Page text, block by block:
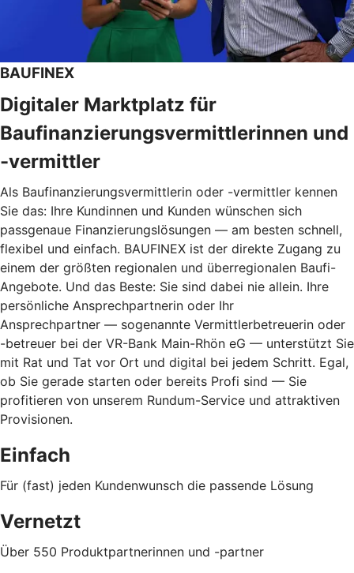
BAUFINEX
Digitaler Marktplatz für
Baufinanzierungsvermittlerinnen und
-vermittler
Als Baufinanzierungsvermittlerin oder -vermittler kennen
Sie das: Ihre Kundinnen und Kunden wünschen sich
passgenaue Finanzierungslösungen — am besten schnell,
flexibel und einfach. BAUFINEX ist der direkte Zugang zu
einem der größten regionalen und überregionalen Baufi-
Angebote. Und das Beste: Sie sind dabei nie allein. Ihre
persönliche Ansprechpartnerin oder Ihr
Ansprechpartner — sogenannte Vermittlerbetreuerin oder
-betreuer bei der VR-Bank Main-Rhön eG — unterstützt Sie
mit Rat und Tat vor Ort und digital bei jedem Schritt. Egal,
ob Sie gerade starten oder bereits Profi sind — Sie
profitieren von unserem Rundum-Service und attraktiven
Provisionen.
Einfach
Für (fast) jeden Kundenwunsch die passende Lösung
Vernetzt
Über 550 Produktpartnerinnen und -partner